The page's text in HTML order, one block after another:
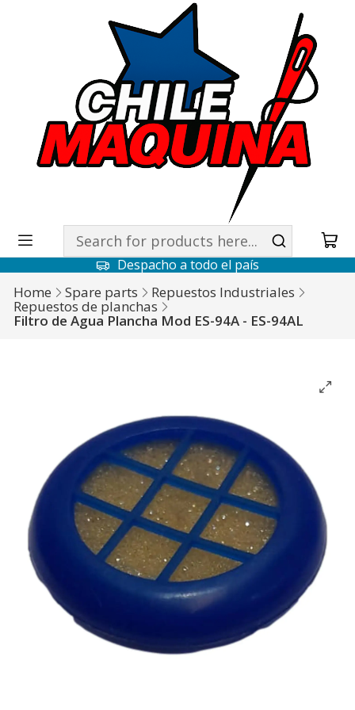
Despacho a todo el país
Home Spare parts Repuestos Industriales
Repuestos de planchas
Filtro de Agua Plancha Mod ES-94A - ES-94AL